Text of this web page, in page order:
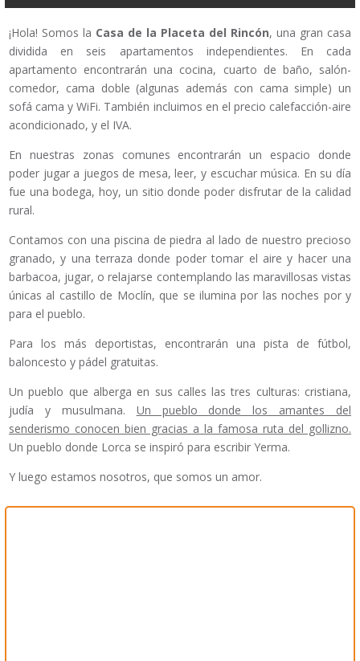
¡Hola! Somos la Casa de la Placeta del Rincón, una gran casa
dividida en seis apartamentos independientes. En cada
apartamento encontrarán una cocina, cuarto de baño, salón-
comedor, cama doble (algunas además con cama simple) un
sofá cama y WiFi. También incluimos en el precio calefacción-aire
acondicionado, y el IVA.
En nuestras zonas comunes encontrarán un espacio donde
poder jugar a juegos de mesa, leer, y escuchar música. En su día
fue una bodega, hoy, un sitio donde poder disfrutar de la calidad
rural.
Contamos con una piscina de piedra al lado de nuestro precioso
granado, y una terraza donde poder tomar el aire y hacer una
barbacoa, jugar, o relajarse contemplando las maravillosas vistas
únicas al castillo de Moclín, que se ilumina por las noches por y
para el pueblo.
Para los más deportistas, encontrarán una pista de fútbol,
baloncesto y pádel gratuitas.
Un pueblo que alberga en sus calles las tres culturas: cristiana,
judía y musulmana. Un pueblo donde los amantes del
senderismo conocen bien gracias a la famosa ruta del gollizno.
Un pueblo donde Lorca se inspiró para escribir Yerma.
Y luego estamos nosotros, que somos un amor.